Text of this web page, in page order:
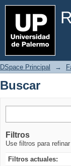
Buscar
DSpace Principal →
Buscar
Filtros
Use filtros para
Filtros actuales: